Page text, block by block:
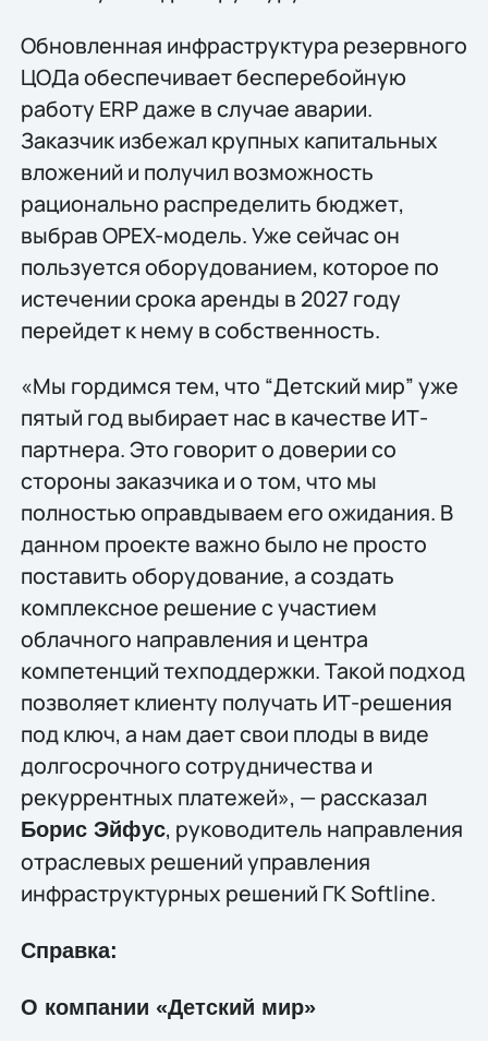
Обновленная инфраструктура резервного
ЦОДа обеспечивает бесперебойную
работу ERP даже в случае аварии.
Заказчик избежал крупных капитальных
вложений и получил возможность
рационально распределить бюджет,
выбрав OPEX-модель. Уже сейчас он
пользуется оборудованием, которое по
истечении срока аренды в 2027 году
перейдет к нему в собственность.
«Мы гордимся тем, что “Детский мир” уже
пятый год выбирает нас в качестве ИТ-
партнера. Это говорит о доверии со
стороны заказчика и о том, что мы
полностью оправдываем его ожидания. В
данном проекте важно было не просто
поставить оборудование, а создать
комплексное решение с участием
облачного направления и центра
компетенций техподдержки. Такой подход
позволяет клиенту получать ИТ-решения
под ключ, а нам дает свои плоды в виде
долгосрочного сотрудничества и
рекуррентных платежей», — рассказал
Борис Эйфус, руководитель направления
отраслевых решений управления
инфраструктурных решений ГК Softline.
Справка:
О компании «Детский мир»